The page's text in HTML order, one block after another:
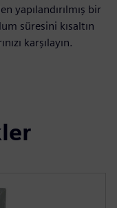
yapılandırılmış bir
süresini kısaltın
karşılayın.